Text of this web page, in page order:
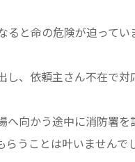
と命の危険が迫ってい
、依頼主さん不在で対
へ向かう途中に消防署
うことは叶いませんで